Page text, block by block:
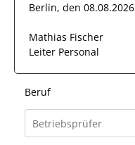
Berlin, den 08.08.2026
Mathias Fischer
Leiter Personal
Beruf